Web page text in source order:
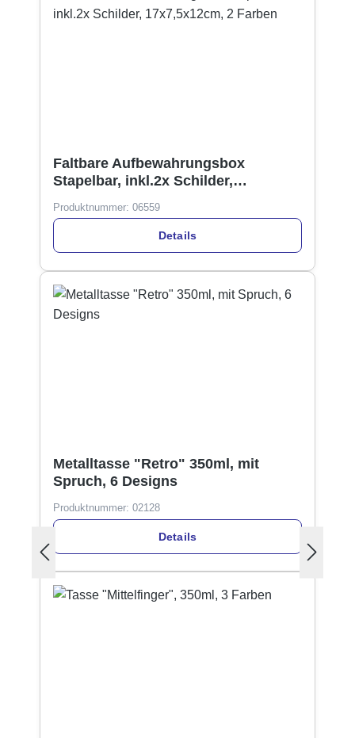
Faltbare Aufbewahrungsbox
Stapelbar, inkl.2x Schilder,
Produktnummer: 06559
Details
Metalltasse "Retro" 350ml, mit
Spruch, 6 Designs
Produktnummer: 02128
Details